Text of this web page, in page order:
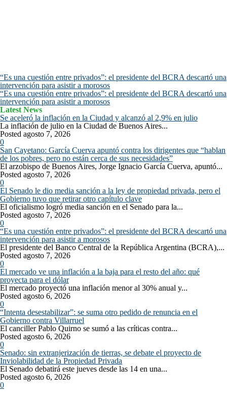
“Es una cuestión entre privados”: el presidente del BCRA descartó una
intervención para asistir a morosos
“Es una cuestión entre privados”: el presidente del BCRA descartó una
intervención para asistir a morosos
Latest News
Se aceleró la inflación en la Ciudad y alcanzó al 2,9% en julio
La inflación de julio en la Ciudad de Buenos Aires...
Posted agosto 7, 2026
0
San Cayetano: García Cuerva apuntó contra los dirigentes que “hablan
de los pobres, pero no están cerca de sus necesidades”
El arzobispo de Buenos Aires, Jorge Ignacio García Cuerva, apuntó...
Posted agosto 7, 2026
0
El Senado le dio media sanción a la ley de propiedad privada, pero el
Gobierno tuvo que retirar otro capítulo clave
El oficialismo logró media sanción en el Senado para la...
Posted agosto 7, 2026
0
“Es una cuestión entre privados”: el presidente del BCRA descartó una
intervención para asistir a morosos
El presidente del Banco Central de la República Argentina (BCRA),...
Posted agosto 7, 2026
0
El mercado ve una inflación a la baja para el resto del año: qué
proyecta para el dólar
El mercado proyectó una inflación menor al 30% anual y...
Posted agosto 6, 2026
0
“Intenta desestabilizar”: se suma otro pedido de renuncia en el
Gobierno contra Villarruel
El canciller Pablo Quirno se sumó a las críticas contra...
Posted agosto 6, 2026
0
Senado: sin extranjerización de tierras, se debate el proyecto de
Inviolabilidad de la Propiedad Privada
El Senado debatirá este jueves desde las 14 en una...
Posted agosto 6, 2026
0